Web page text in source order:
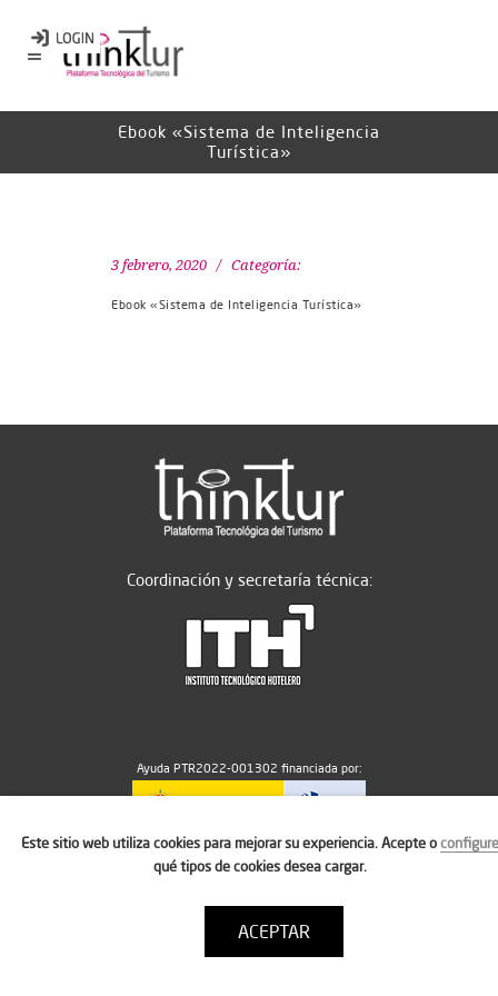
Ebook «Sistema de Inteligencia
Turística»
3 febrero, 2020 Categoría:
Ebook «Sistema de Inteligencia Turística»
Coordinación y secretaría técnica:
Ayuda PTR2022-001302 financiada por:
MICIU/AEI/10.13039/501100011033
Política de cookies
Condiciones de uso
Este sitio web utiliza cookies para mejorar su experiencia. Acepte oconfigure
qué tipos de cookies desea cargar.
ACEPTAR